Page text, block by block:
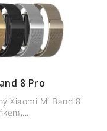
8 Pro
Xiaomi Mi Band 8